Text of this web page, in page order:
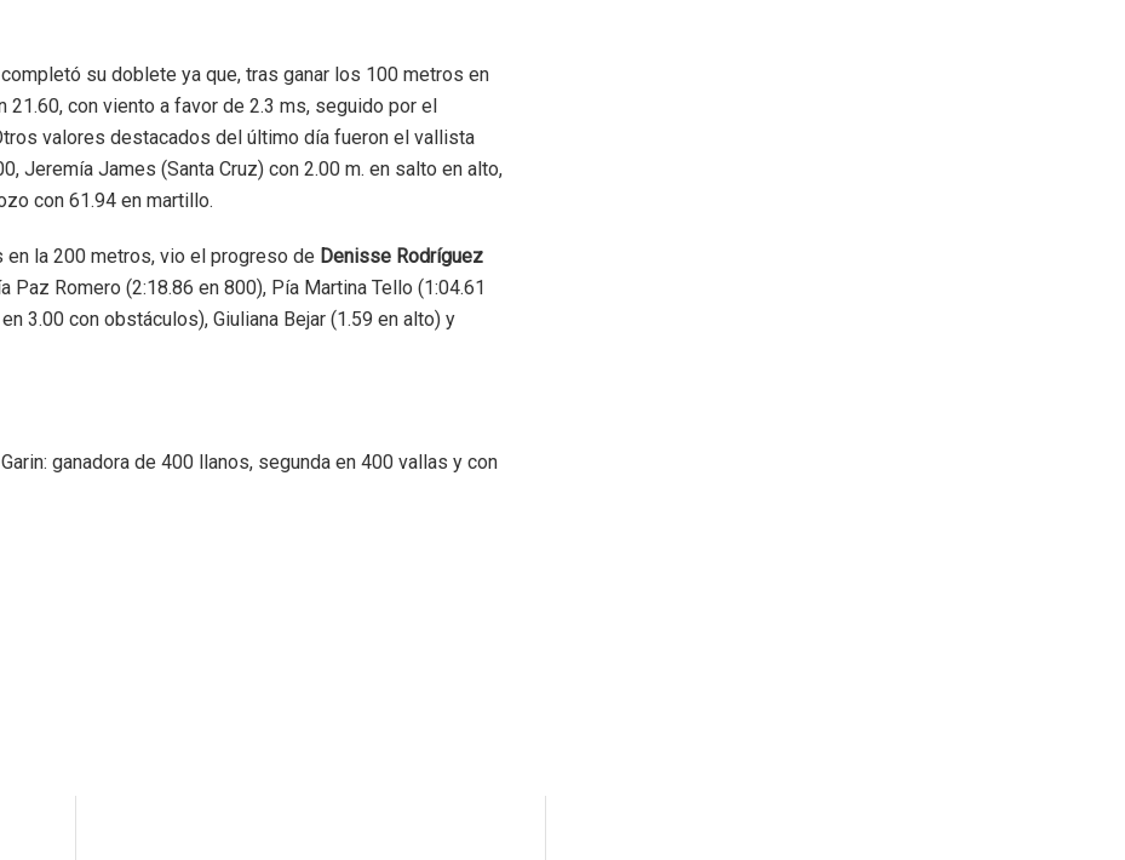
completó su doblete ya que, tras ganar los 100 metros en
21.60, con viento a favor de 2.3 ms, seguido por el
valores destacados del último día fueron el vallista
Jeremía James (Santa Cruz) con 2.00 m. en salto en alto,
con 61.94 en martillo.
la 200 metros, vio el progreso de Denisse Rodríguez
Paz Romero (2:18.86 en 800), Pía Martina Tello (1:04.61
3.00 con obstáculos), Giuliana Bejar (1.59 en alto) y
ganadora de 400 llanos, segunda en 400 vallas y con